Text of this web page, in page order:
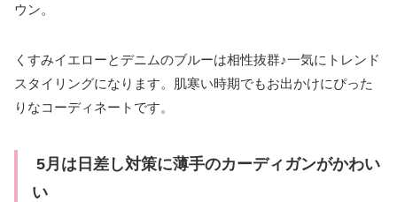
ウン。
くすみイエローとデニムのブルーは相性抜群♪一気にトレンド
スタイリングになります。肌寒い時期でもお出かけにぴった
りなコーディネートです。
5月は日差し対策に薄手のカーディガンがかわい
い